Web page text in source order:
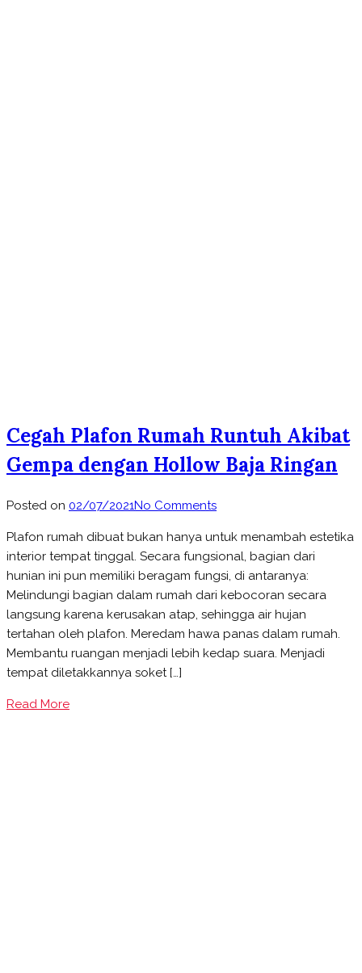
Cegah Plafon Rumah Runtuh Akibat
Gempa dengan Hollow Baja Ringan
Posted on 02/07/2021No Commentson
Plafon
Rumah
Runtuh
Akibat
Gempa
dengan
Hollow
Plafon rumah dibuat bukan hanya untuk menambah estetika
interior tempat tinggal. Secara fungsional, bagian dari
hunian ini pun memiliki beragam fungsi, di antaranya:
Melindungi bagian dalam rumah dari kebocoran secara
langsung karena kerusakan atap, sehingga air hujan
tertahan oleh plafon. Meredam hawa panas dalam rumah.
Membantu ruangan menjadi lebih kedap suara. Menjadi
tempat diletakkannya soket […]
Read More